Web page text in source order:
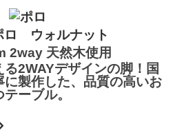
2way 天然木使用
2WAYデザインの脚！国
に製作した、品質の高いお
ーブル。